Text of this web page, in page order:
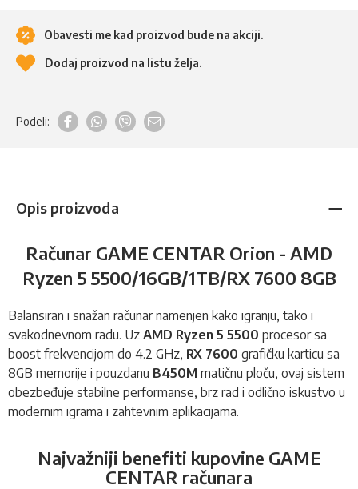
Obavesti me kad proizvod bude na akciji.
Dodaj proizvod na listu želja.
Podeli:
Opis proizvoda
Računar GAME CENTAR Orion - AMD
Ryzen 5 5500/16GB/1TB/RX 7600 8GB
Balansiran i snažan računar namenjen kako igranju, tako i
svakodnevnom radu. Uz AMD Ryzen 5 5500 procesor sa
boost frekvencijom do 4.2 GHz, RX 7600 grafičku karticu sa
8GB memorije i pouzdanu B450M matičnu ploču, ovaj sistem
obezbeđuje stabilne performanse, brz rad i odlično iskustvo u
modernim igrama i zahtevnim aplikacijama.
Najvažniji benefiti kupovine GAME
CENTAR računara